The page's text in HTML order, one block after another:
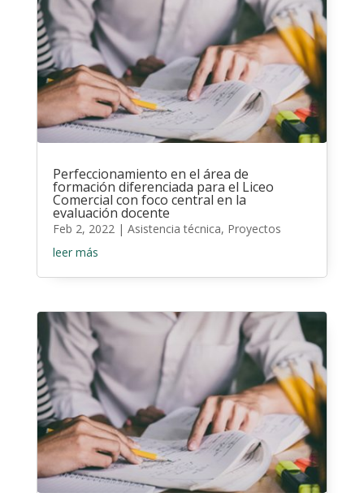
Perfeccionamiento en el área de
formación diferenciada para el Liceo
Comercial con foco central en la
evaluación docente
Feb 2, 2022| Asistencia técnica, Proyectos
leer más